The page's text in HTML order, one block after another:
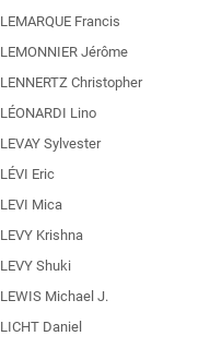
LEMARQUE Francis
LEMONNIER Jérôme
LENNERTZ Christopher
LÉONARDI Lino
LEVAY Sylvester
LÉVI Eric
LEVI Mica
LEVY Krishna
LEVY Shuki
LEWIS Michael J.
LICHT Daniel